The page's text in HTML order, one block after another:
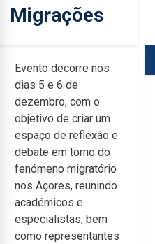
Migrações
Evento decorre nos
dias 5 e 6 de
dezembro, com o
objetivo de criar um
espaço de reflexão e
debate em torno do
fenómeno migratório
nos Açores, reunindo
académicos e
especialistas, bem
como representantes